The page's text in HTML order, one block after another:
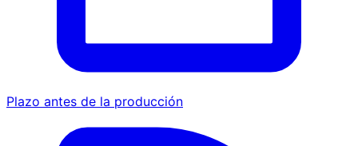
Plazo antes de la producción